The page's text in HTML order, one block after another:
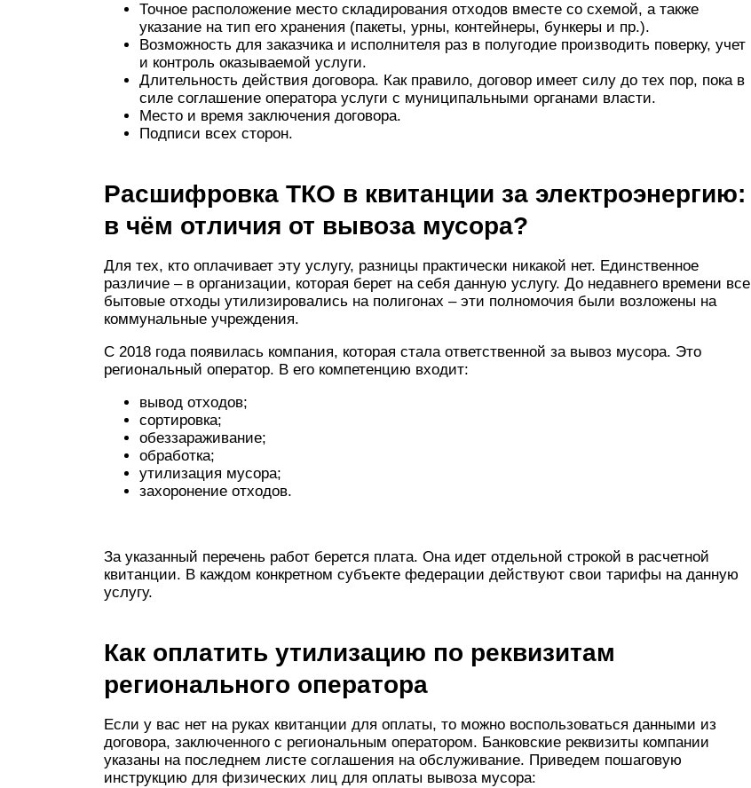
Точное расположение место складирования отходов вместе со схемой, а также
указание на тип его хранения (пакеты, урны, контейнеры, бункеры и пр.).
Возможность для заказчика и исполнителя раз в полугодие производить поверку, учет
и контроль оказываемой услуги.
Длительность действия договора. Как правило, договор имеет силу до тех пор, пока в
силе соглашение оператора услуги с муниципальными органами власти.
Место и время заключения договора.
Подписи всех сторон.
Расшифровка ТКО в квитанции за электроэнергию:
в чём отличия от вывоза мусора?
Для тех, кто оплачивает эту услугу, разницы практически никакой нет. Единственное
различие – в организации, которая берет на себя данную услугу. До недавнего времени все
бытовые отходы утилизировались на полигонах – эти полномочия были возложены на
коммунальные учреждения.
С 2018 года появилась компания, которая стала ответственной за вывоз мусора. Это
региональный оператор. В его компетенцию входит:
вывод отходов;
сортировка;
обеззараживание;
обработка;
утилизация мусора;
захоронение отходов.
За указанный перечень работ берется плата. Она идет отдельной строкой в расчетной
квитанции. В каждом конкретном субъекте федерации действуют свои тарифы на данную
услугу.
Как оплатить утилизацию по реквизитам
регионального оператора
Если у вас нет на руках квитанции для оплаты, то можно воспользоваться данными из
договора, заключенного с региональным оператором. Банковские реквизиты компании
указаны на последнем листе соглашения на обслуживание. Приведем пошаговую
инструкцию для физических лиц для оплаты вывоза мусора: